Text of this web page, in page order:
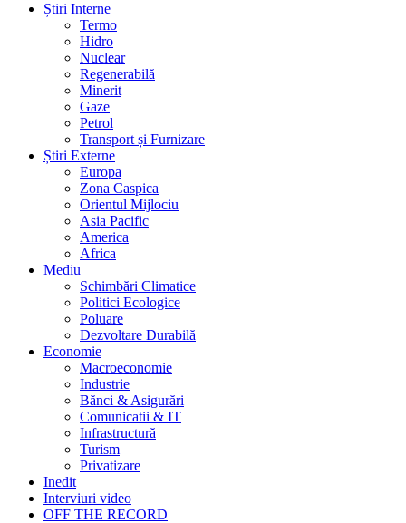
Știri Interne
Termo
Hidro
Nuclear
Regenerabilă
Minerit
Gaze
Petrol
Transport și Furnizare
Știri Externe
Europa
Zona Caspica
Orientul Mijlociu
Asia Pacific
America
Africa
Mediu
Schimbări Climatice
Politici Ecologice
Poluare
Dezvoltare Durabilă
Economie
Macroeconomie
Industrie
Bănci & Asigurări
Comunicatii & IT
Infrastructură
Turism
Privatizare
Inedit
Interviuri video
OFF THE RECORD